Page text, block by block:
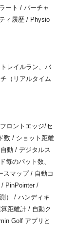
ート / パーチャ
ィ履歴 / Physio
レイルラン、バ
（リアルタイム
ロントエッジ/セ
数 / ショット距離
動 / デジタルス
毎のパット数、
スマップ / 自動コ
PinPointer /
） / ハンディキ
距離計 / 自動ク
Golf アプリと